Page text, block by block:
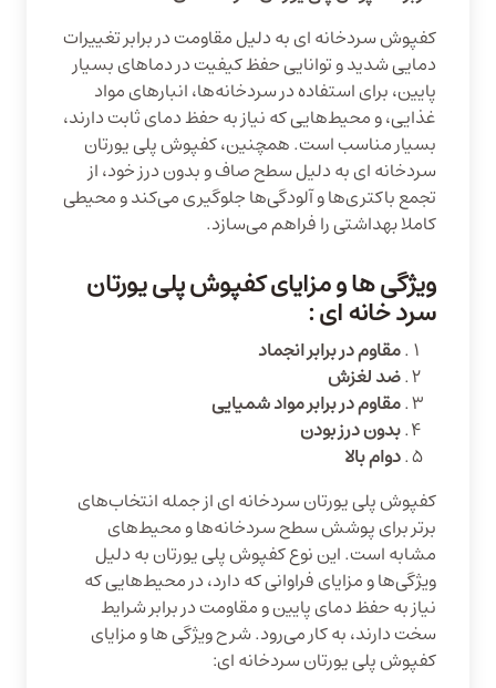
کفپوش سردخانه ای به دلیل مقاومت در برابر تغییرات
دمایی شدید و توانایی حفظ کیفیت در دماهای بسیار
پایین، برای استفاده در سردخانه‌ها، انبارهای مواد
غذایی، و محیط‌هایی که نیاز به حفظ دمای ثابت دارند،
بسیار مناسب است. همچنین، کفپوش پلی یورتان
سردخانه ای به دلیل سطح صاف و بدون درز خود، از
تجمع باکتری‌ها و آلودگی‌ها جلوگیری می‌کند و محیطی
کاملا بهداشتی را فراهم می‌سازد.
ویژگی ها و مزایای کفپوش پلی یورتان
سرد خانه ای :‌
مقاوم در برابر انجماد
ضد لغزش
مقاوم در برابر مواد شمیایی
بدون درز بودن
دوام بالا
کفپوش پلی یورتان سردخانه ای از جمله انتخاب‌های
برتر برای پوشش سطح سردخانه‌ها و محیط‌های
مشابه است. این نوع کفپوش پلی یورتان به دلیل
ویژگی‌ها و مزایای فراوانی که دارد، در محیط‌هایی که
نیاز به حفظ دمای پایین و مقاومت در برابر شرایط
سخت دارند، به کار می‌رود. شرح ویژگی ها و مزایای
کفپوش پلی یورتان سردخانه ای: